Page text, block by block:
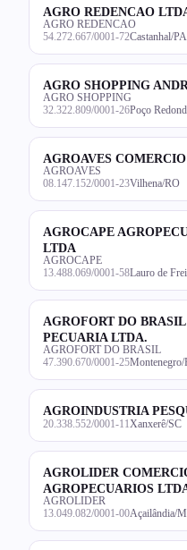
AGRO REDENCAO
AGRO REDENCAO
54.272.667/0001-72Castanhal/PA
AGRO SHOPPING
AGRO SHOPPING
32.322.809/0001-26Poço
AGROAVES
AGROAVES
08.147.152/0001-23Vilhena/RO
AGROCAPE
LTDA
AGROCAPE
13.488.069/0001-58Lauro de
AGROFORT DO
PECUARIA LTDA.
AGROFORT DO BRASIL
47.390.670/0001-25Montenegro/
AGROINDUSTRIA
20.338.552/0001-11 Xanxerê/SC
AGROLIDER
AGROPECUARIOS
AGROLIDER
13.049.082/0001-00Açailândia/